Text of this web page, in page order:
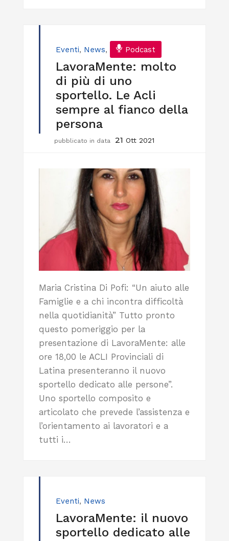
Eventi, News, Podcast
LavoraMente: molto
di più di uno
sportello. Le Acli
sempre al fianco della
persona
pubblicato in data 21 Ott 2021
Maria Cristina Di Pofi: “Un aiuto alle
Famiglie e a chi incontra difficoltà
nella quotidianità” Tutto pronto
questo pomeriggio per la
presentazione di LavoraMente: alle
ore 18,00 le ACLI Provinciali di
Latina presenteranno il nuovo
sportello dedicato alle persone”.
Uno sportello composito e
articolato che prevede l’assistenza e
l’orientamento ai lavoratori e a
tutti i…
Eventi, News
LavoraMente: il nuovo
sportello dedicato alle